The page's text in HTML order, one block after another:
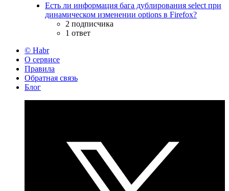
Есть ли информация бага дублирования select при
динамическом изменении options в Firefox?
2 подписчика
1 ответ
© Habr
О сервисе
Правила
Обратная связь
Блог